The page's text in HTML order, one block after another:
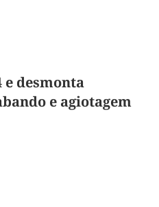
e desmonta
e agiotagem